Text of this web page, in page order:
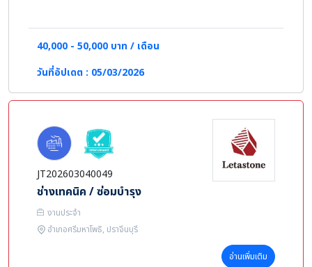
คุณสมบัติผู้สมัคร:
-วุฒิการศึกษา ปวส. หรือมีประสบการณ์โรงงาน 2 ปี ขึ้นไป
-อายุ 27-40 ปี
-สามารถใช้คอมพิวเตอร์ Microsoft Office ได้
-มีทักษะ ฟัง พูด อ่าน เขียน ได้ครบทั้ง 2 ภาษา
40,000 - 50,000 บาท / เดือน
วันที่อัปเดต : 05/03/2026
JT202603040049
ช่างเทคนิค / ซ่อมบำรุง
งานประจำ
อำเภอศรีมหาโพธิ, ปราจีนบุรี
อ่านเพิ่มเติม